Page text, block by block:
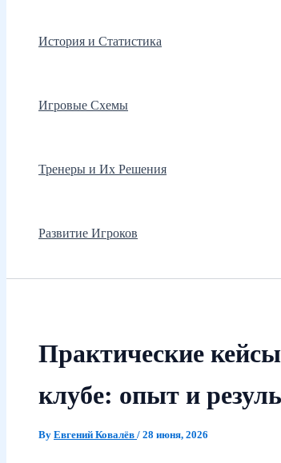
История и Статистика
Игровые Схемы
Тренеры и Их Решения
Развитие Игроков
Практические
клубе: опыт и
By Евгений Ковалёв / 28 июня, 2026